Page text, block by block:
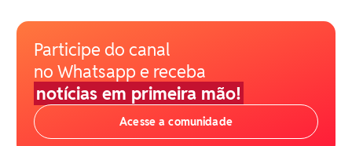
Participe do canal
no Whatsapp e receba
notícias em primeira mão!
Acesse a comunidade